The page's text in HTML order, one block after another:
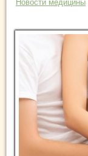
Новости медицины